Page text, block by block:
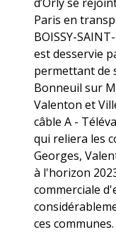
Paris en
BOISSY-
est desservie
permettant de
Bonneuil sur
Valenton et
câble A -
qui reliera les
Georges,
à l'horizon
commerciale
ces communes.